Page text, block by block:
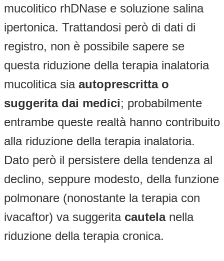
mucolitico rhDNase e soluzione salina
ipertonica. Trattandosi però di dati di
registro, non è possibile sapere se
questa riduzione della terapia inalatoria
mucolitica sia autoprescritta o
suggerita dai medici; probabilmente
entrambe queste realtà hanno contribuito
alla riduzione della terapia inalatoria.
Dato però il persistere della tendenza al
declino, seppure modesto, della funzione
polmonare (nonostante la terapia con
ivacaftor) va suggerita cautelanella
riduzione della terapia cronica.